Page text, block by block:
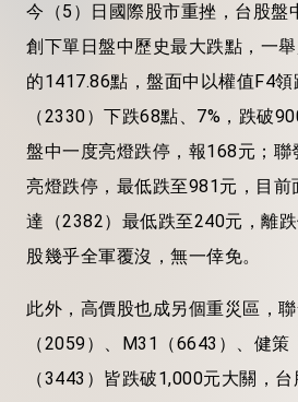
今（5）日國際股市重挫，台股盤
創下單日盤中歷史最大跌點，一
的1417.86點，盤面中以權值F4
（2330）下跌68點、7%，跌破
盤中一度亮燈跌停，報168元；
亮燈跌停，最低跌至981元，目前
達（2382）最低跌至240元，離
股幾乎全軍覆沒，無一倖免。
此外，高價股也成另個重災區，
（2059）、M31（6643）、健
（3443）皆跌破1,000元大關，